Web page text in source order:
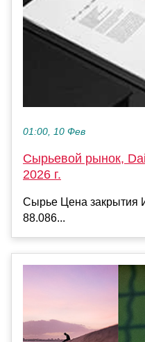
01:00, 10 Фев
Сырьевой рынок,
2026 г.
Сырье Цена закрытия
88.086...